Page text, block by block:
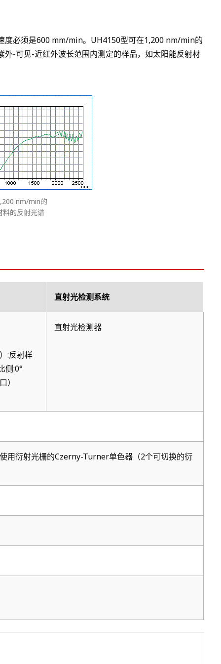
度必须是600 mm/min。UH4150型可在1,200 nm/min的
-可见-近红外波长范围内测定的样品，如太阳能反射材
nm/min的
料的反射光谱
直射光检测系统
:反射样
侧:0°
）
直射光检测器
用衍射光栅的Czerny-Turner单色器（2个可切换的衍